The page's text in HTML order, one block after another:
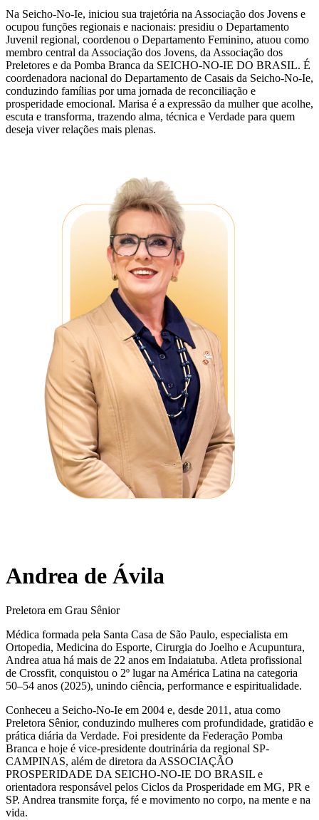
Na Seicho-No-Ie, iniciou sua trajetória na Associação dos Jovens e
ocupou funções regionais e nacionais: presidiu o Departamento
Juvenil regional, coordenou o Departamento Feminino, atuou como
membro central da Associação dos Jovens, da Associação dos
Preletores e da Pomba Branca da SEICHO-NO-IE DO BRASIL. É
coordenadora nacional do Departamento de Casais da Seicho-No-Ie,
conduzindo famílias por uma jornada de reconciliação e
prosperidade emocional. Marisa é a expressão da mulher que acolhe,
escuta e transforma, trazendo alma, técnica e Verdade para quem
deseja viver relações mais plenas.
Andrea de Ávila
Preletora em Grau Sênior
Médica formada pela Santa Casa de São Paulo, especialista em
Ortopedia, Medicina do Esporte, Cirurgia do Joelho e Acupuntura,
Andrea atua há mais de 22 anos em Indaiatuba. Atleta profissional
de Crossfit, conquistou o 2º lugar na América Latina na categoria
50–54 anos (2025), unindo ciência, performance e espiritualidade.
Conheceu a Seicho-No-Ie em 2004 e, desde 2011, atua como
Preletora Sênior, conduzindo mulheres com profundidade, gratidão e
prática diária da Verdade. Foi presidente da Federação Pomba
Branca e hoje é vice-presidente doutrinária da regional SP-
CAMPINAS, além de diretora da ASSOCIAÇÃO
PROSPERIDADE DA SEICHO-NO-IE DO BRASIL e
orientadora responsável pelos Ciclos da Prosperidade em MG, PR e
SP. Andrea transmite força, fé e movimento no corpo, na mente e na
vida.